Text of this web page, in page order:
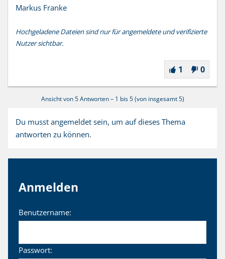
Markus Franke
Hochgeladene Dateien sind nur für angemeldete und verifizierte
Nutzer sichtbar.
1 0
Ansicht von 5 Antworten – 1 bis 5 (von insgesamt 5)
Du musst angemeldet sein, um auf dieses Thema
antworten zu können.
Anmelden
Benutzername:
Passwort: